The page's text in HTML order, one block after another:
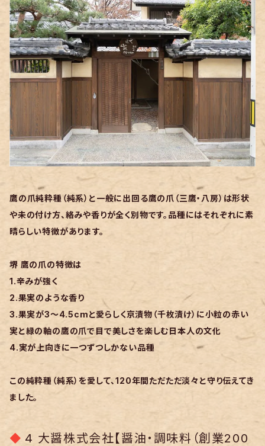
鷹の爪純粋種（純系）と一般に出回る鷹の爪（三鷹・八房）は形状
や未の付け方、絡みや香りが全く別物です。品種にはそれぞれに素
晴らしい特徴があります。
堺 鷹の爪の特徴は
1.辛みが強く
2.果実のような香り
3.果実が3～4.5cmと愛らしく京漬物（千枚漬け）に小粒の赤い
実と緑の軸の鷹の爪で目で美しさを楽しむ日本人の文化
4.実が上向きに一つずつしかない品種
この純粋種（純系）を愛して、120年間ただただ淡々と守り伝えてき
ました。
4 大醤株式会社【醤油・調味料（創業200